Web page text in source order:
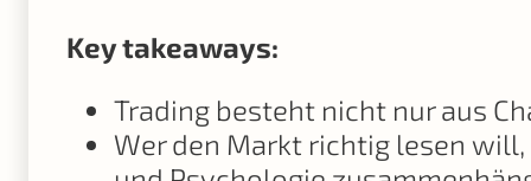
Key takeaways:
Trading besteht nicht nur aus
Wer den Markt richtig lesen